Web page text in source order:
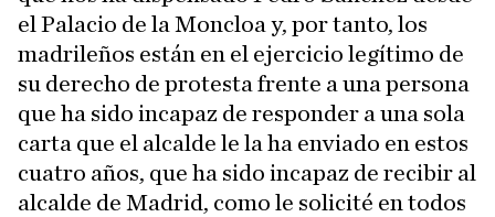
el Palacio de la Moncloa y, por tanto, los
madrileños están en el ejercicio legítimo de
su derecho de protesta frente a una persona
que ha sido incapaz de responder a una sola
carta que el alcalde le la ha enviado en estos
cuatro años, que ha sido incapaz de recibir al
alcalde de Madrid, como le solicité en todos